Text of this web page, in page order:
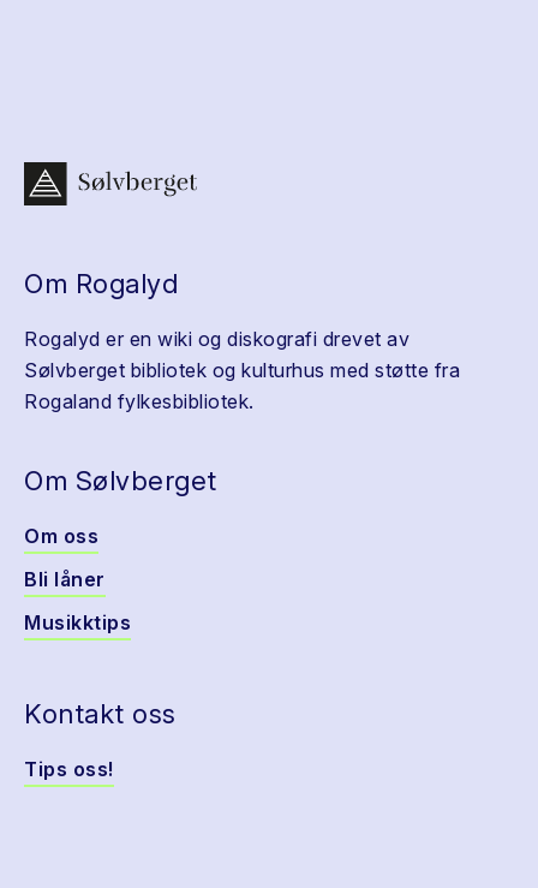
Om Rogalyd
Rogalyd er en wiki og diskografi drevet av
Sølvberget bibliotek og kulturhus med støtte fra
Rogaland fylkesbibliotek.
Om Sølvberget
Om oss
Bli låner
Musikktips
Kontakt oss
Tips oss!